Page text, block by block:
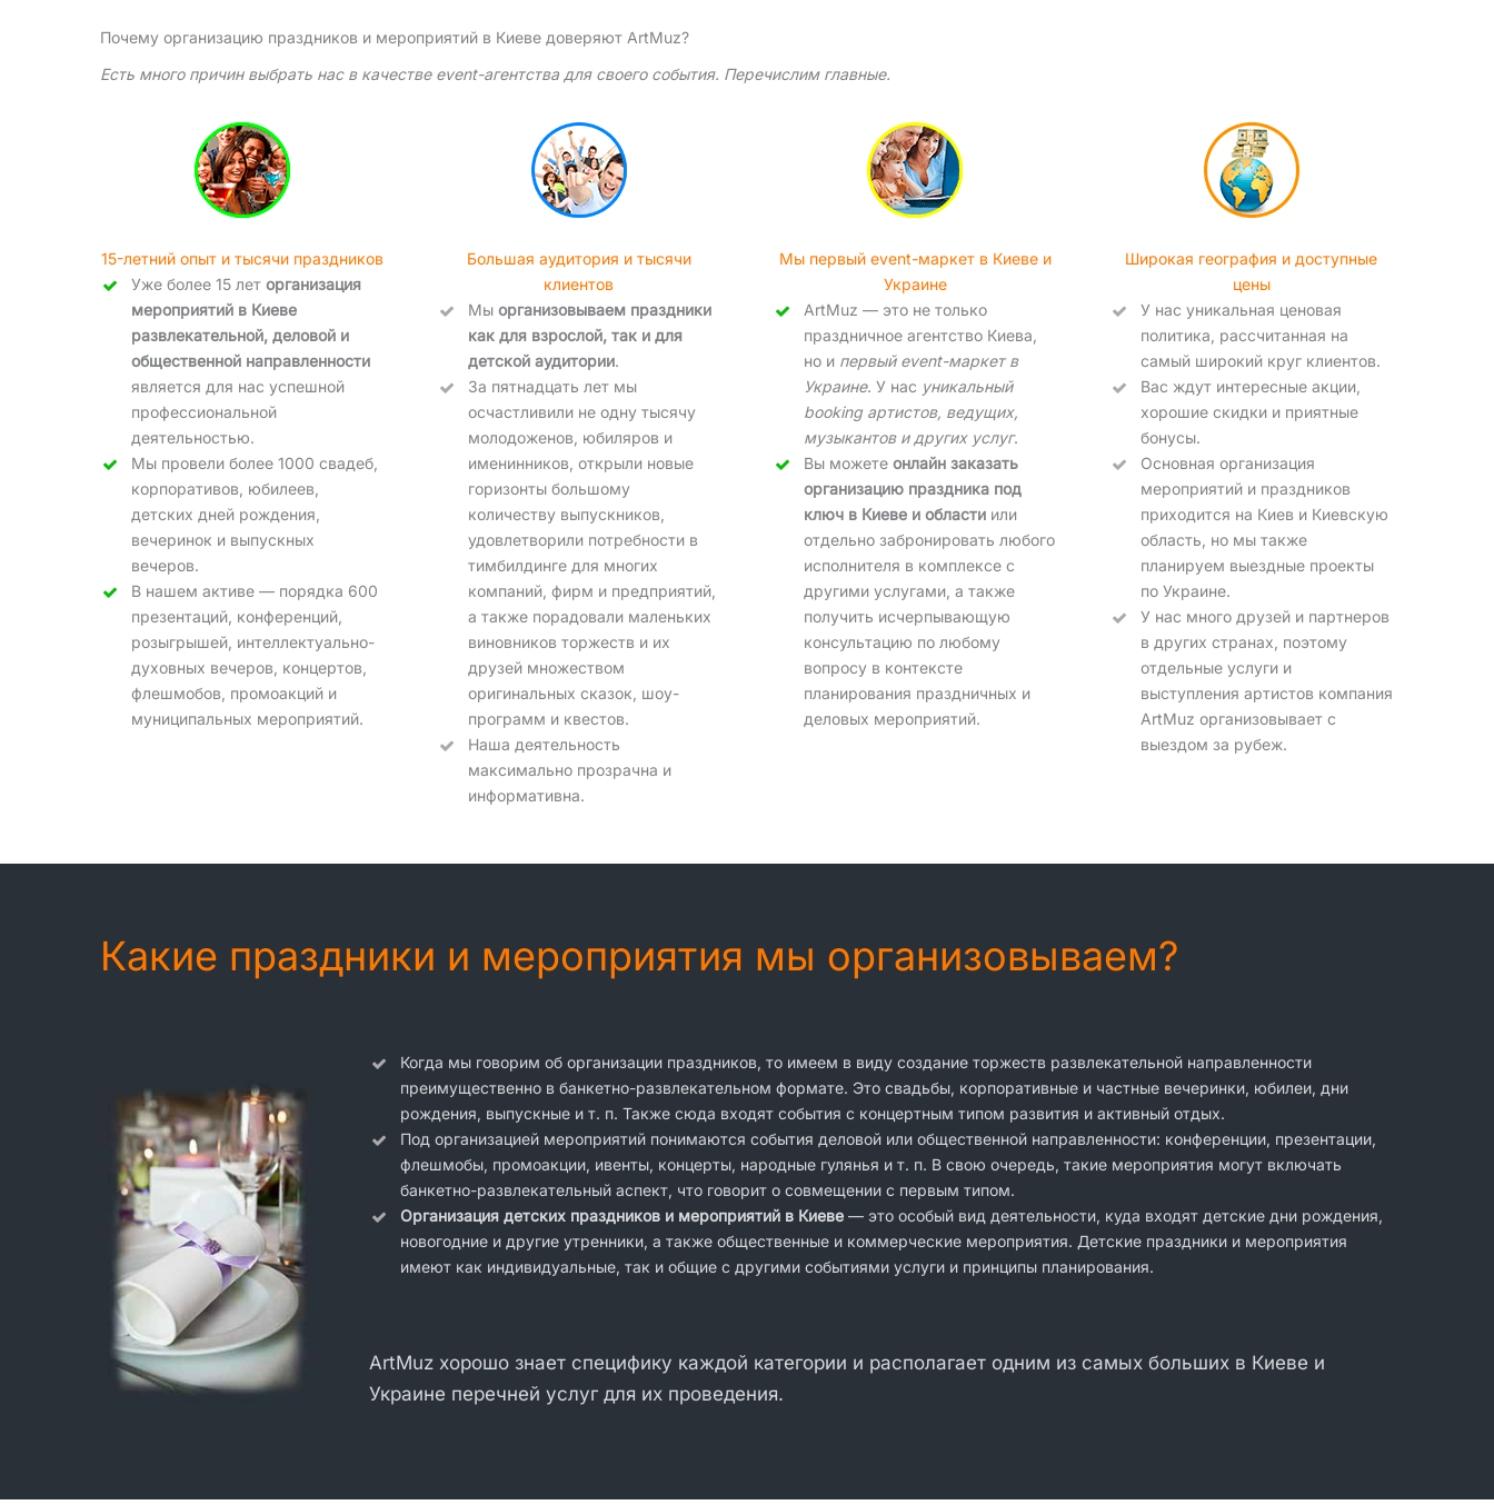
Почему организацию праздников и мероприятий в Киеве доверяют ArtMuz?
Есть много причин выбрать нас в качестве event-агентства для своего события. Перечислим главные.
15-летний опыт и тысячи праздников
Уже более 15 лет организация
мероприятий в Киеве
развлекательной, деловой и
общественной направленности
является для нас успешной
профессиональной
деятельностью.
Мы провели более 1000 свадеб,
корпоративов, юбилеев,
детских дней рождения,
вечеринок и выпускных
вечеров.
В нашем активе — порядка 600
презентаций, конференций,
розыгрышей, интеллектуально-
духовных вечеров, концертов,
флешмобов, промоакций и
муниципальных мероприятий.
Большая аудитория и тысячи
клиентов
Мы организовываем праздники
как для взрослой, так и для
детской аудитории.
За пятнадцать лет мы
осчастливили не одну тысячу
молодоженов, юбиляров и
именинников, открыли новые
горизонты большому
количеству выпускников,
удовлетворили потребности в
тимбилдинге для многих
компаний, фирм и предприятий,
а также порадовали маленьких
виновников торжеств и их
друзей множеством
оригинальных сказок, шоу-
программ и квестов.
Наша деятельность
максимально прозрачна и
информативна.
Мы первый event-маркет в Киеве и
Украине
ArtMuz — это не только
праздничное агентство Киева,
но и первый event-маркет в
Украине. У нас уникальный
booking артистов, ведущих,
музыкантов и других услуг.
Вы можетеонлайн заказать
организацию праздника под
ключ в Киеве и области или
отдельно забронировать любого
исполнителя в комплексе с
другими услугами, а также
получить исчерпывающую
консультацию по любому
вопросу в контексте
планирования праздничных и
деловых мероприятий.
Широкая география и доступные
цены
У нас уникальная ценовая
политика, рассчитанная на
самый широкий круг клиентов.
Вас ждут интересные акции,
хорошие скидки и приятные
бонусы.
Основная организация
мероприятий и праздников
приходится на Киев и Киевскую
область, но мы также
планируем выездные проекты
по Украине.
У нас много друзей и партнеров
в других странах, поэтому
отдельные услуги и
выступления артистов компания
ArtMuz организовывает с
выездом за рубеж.
Какие праздники и мероприятия мы организовываем?
Когда мы говорим об организации праздников, то имеем в виду создание торжеств развлекательной направленности
преимущественно в банкетно-развлекательном формате. Это свадьбы, корпоративные и частные вечеринки, юбилеи, дни
рождения, выпускные и т. п. Также сюда входят события с концертным типом развития и активный отдых.
Под организацией мероприятий понимаются события деловой или общественной направленности: конференции, презентации,
флешмобы, промоакции, ивенты, концерты, народные гулянья и т. п. В свою очередь, такие мероприятия могут включать
банкетно-развлекательный аспект, что говорит о совмещении с первым типом.
Организация детских праздников и мероприятий в Киеве — это особый вид деятельности, куда входят детские дни рождения,
новогодние и другие утренники, а также общественные и коммерческие мероприятия. Детские праздники и мероприятия
имеют как индивидуальные, так и общие с другими событиями услуги и принципы планирования.
ArtMuz хорошо знает специфику каждой категории и располагает одним из самых больших в Киеве и
Украине перечней услуг для их проведения.